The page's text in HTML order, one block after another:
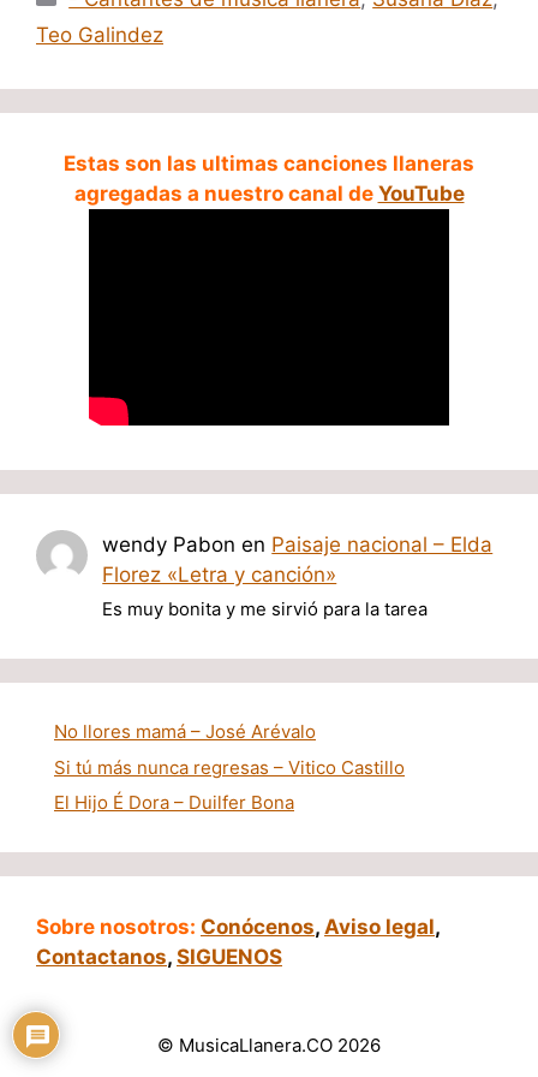
Teo Galindez
Estas son las ultimas canciones llaneras
agregadas a nuestro canal de YouTube
wendy Pabon en Paisaje nacional – Elda
Florez «Letra y canción»
Es muy bonita y me sirvió para la tarea
No llores mamá – José Arévalo
Si tú más nunca regresas – Vitico Castillo
El Hijo É Dora – Duilfer Bona
Sobre nosotros: Conócenos, Aviso legal,
Contactanos, SIGUENOS
© MusicaLlanera.CO 2026